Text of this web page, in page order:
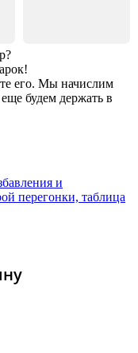
его. Мы начислим
будем держать в
и
перегонки, таблица